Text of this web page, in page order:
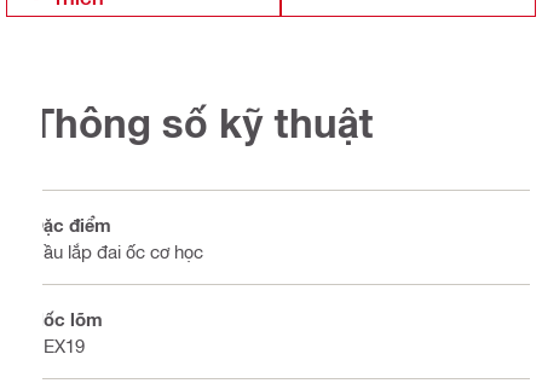
Thông số kỹ thuật
Đặc điểm
Đầu lắp đai ốc cơ học
Hốc lõm
HEX19